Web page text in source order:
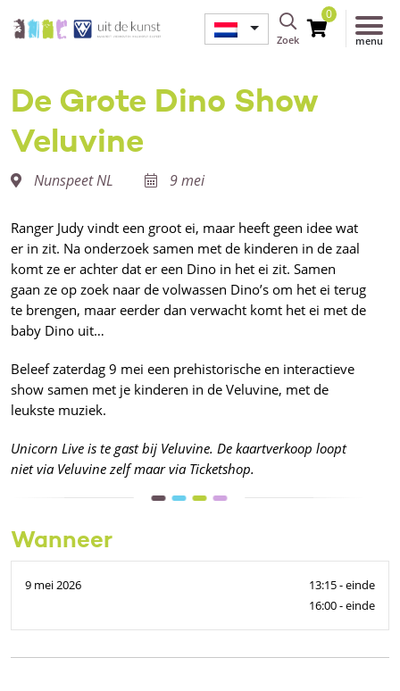
Zoek
0
menu
De Grote Dino Show
Veluvine
Nunspeet NL 9 mei
Ranger Judy vindt een groot ei, maar heeft geen idee wat
er in zit. Na onderzoek samen met de kinderen in de zaal
komt ze er achter dat er een Dino in het ei zit. Samen
gaan ze op zoek naar de volwassen Dino’s om het ei terug
te brengen, maar eerder dan verwacht komt het ei met de
baby Dino uit…
Beleef zaterdag 9 mei een prehistorische en interactieve
show samen met je kinderen in de Veluvine, met de
leukste muziek.
Unicorn Live is te gast bij Veluvine. De kaartverkoop loopt
niet via Veluvine zelf maar via Ticketshop.
Wanneer
9 mei 2026
13:15 - einde
16:00 - einde